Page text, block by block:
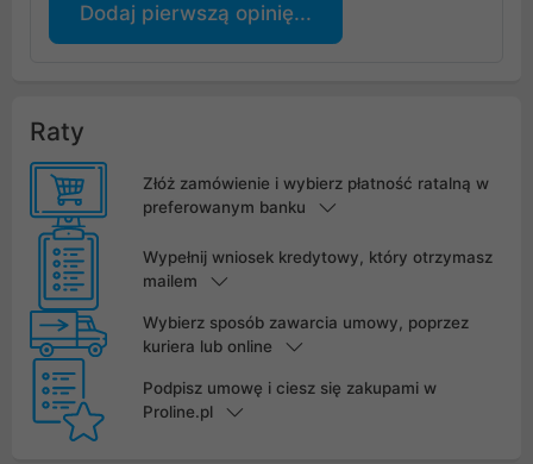
Dodaj pierwszą opinię...
Raty
Złóż zamówienie i wybierz płatność ratalną w
preferowanym banku
Wypełnij wniosek kredytowy, który otrzymasz
mailem
Wybierz sposób zawarcia umowy, poprzez
kuriera lub online
Podpisz umowę i ciesz się zakupami w
Proline.pl